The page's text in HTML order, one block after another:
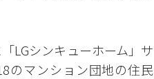
LGシンキューホーム」サ
のマンション団地の住民